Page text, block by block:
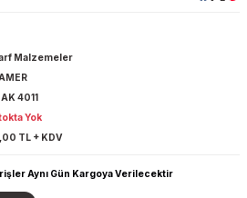
Malzemeler
4011
Yok
TL + KDV
Aynı Gün Kargoya Verilecektir